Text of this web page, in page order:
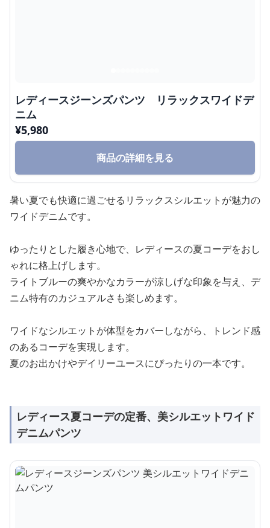
レディースジーンズパンツ リラックスワイドデ
ニム
¥5,980
商品の詳細を見る
暑い夏でも快適に過ごせるリラックスシルエットが魅力の
ワイドデニムです。
ゆったりとした履き心地で、レディースの夏コーデをおし
ゃれに格上げします。
ライトブルーの爽やかなカラーが涼しげな印象を与え、デ
ニム特有のカジュアルさも楽しめます。
ワイドなシルエットが体型をカバーしながら、トレンド感
のあるコーデを実現します。
夏のお出かけやデイリーユースにぴったりの一本です。
レディース夏コーデの定番、美シルエットワイド
デニムパンツ